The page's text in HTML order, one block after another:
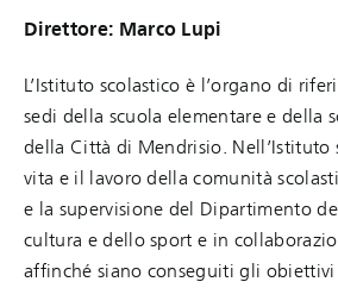
Direttore: Marco Lupi
L’Istituto scolastico è l’organo di
sedi della scuola elementare e della
della Città di Mendrisio. Nell’Istituto
vita e il lavoro della comunità
e la supervisione del Dipartimento
cultura e dello sport e in
affinché siano conseguiti gli